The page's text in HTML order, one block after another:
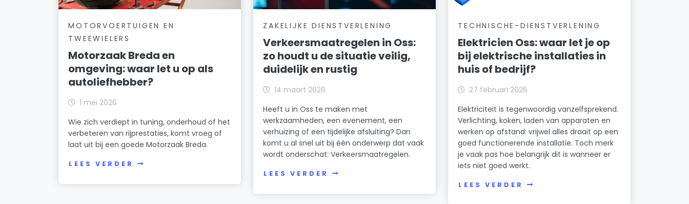
MOTORVOERTUIGEN EN
TWEEWIELERS
Motorzaak Breda en
omgeving: waar let u op als
autoliefhebber?
1 mei 2026
Wie zich verdiept in tuning, onderhoud of het
verbeteren van rijprestaties, komt vroeg of
laat uit bij een goede Motorzaak Breda.
LEES VERDER
ZAKELIJKE DIENSTVERLENING
Verkeersmaatregelen in Oss:
zo houdt u de situatie veilig,
duidelijk en rustig
14 maart 2026
Heeft u in Oss te maken met
werkzaamheden, een evenement, een
verhuizing of een tijdelijke afsluiting? Dan
komt u al snel uit bij één onderwerp dat vaak
wordt onderschat: Verkeersmaatregelen.
LEES VERDER
TECHNISCHE-DIENSTVERLENING
Elektricien Oss: waar let je op
bij elektrische installaties in
huis of bedrijf?
27 februari 2026
Elektriciteit is tegenwoordig vanzelfsprekend.
Verlichting, koken, laden van apparaten en
werken op afstand: vrijwel alles draait op een
goed functionerende installatie. Toch merk
je vaak pas hoe belangrijk dit is wanneer er
iets niet goed werkt.
LEES VERDER